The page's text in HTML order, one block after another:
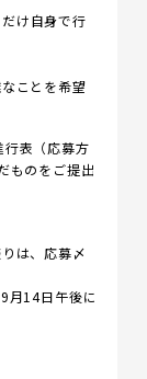
け自身で行
ことを希望
行表（応募方
ものをご提出
は、応募〆
月14日午後に